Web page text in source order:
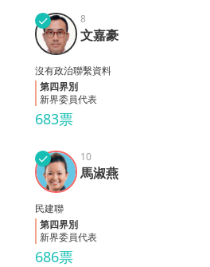
文嘉
豪
✓
683票
8
文嘉豪
沒有政治聯繫資料
第四界別
新界委員代表
馬淑
燕
✓
686票
10
馬淑燕
民建聯
第四界別
新界委員代表